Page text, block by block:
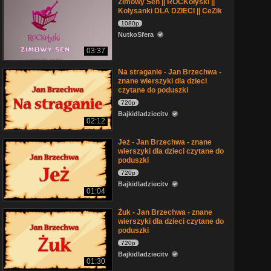
03:37
Zimowy Sen || ROCKołyski ||
Kołysanki DLA DZIECI || CeZik
1080p
NutkoSfera
02:12
Na straganie - Jan Brzechwa -
znane wierszyki dla dzieci
czytane do poduszki
720p
Bajkidladziecitv
01:04
Jeż - Jan Brzechwa - znane
wierszyki dla dzieci czytane do
poduszki
720p
Bajkidladziecitv
01:30
Żuk - Jan Brzechwa - znane
wierszyki dla dzieci czytane do
poduszki
720p
Bajkidladziecitv